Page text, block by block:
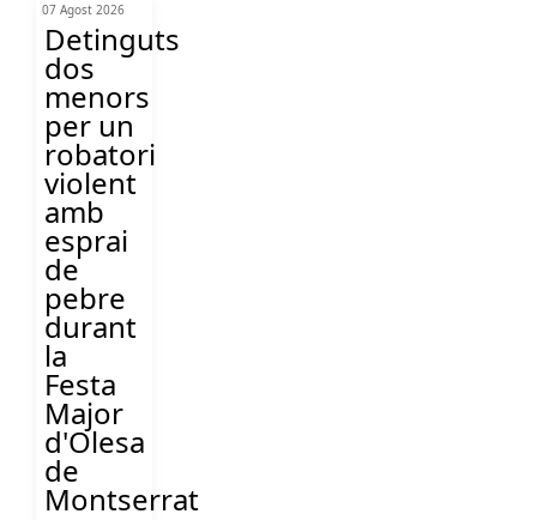
07 Agost 2026
Detinguts
dos
menors
per un
robatori
violent
amb
esprai
de
pebre
durant
la
Festa
Major
d'Olesa
de
Montserrat